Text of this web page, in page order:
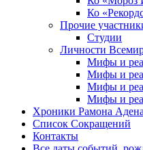
Ко
Прочие
Студии
Личности
Мифы и
Мифы и
Мифы и
Мифы и
Хроники Рамона Адена
Список Сокращений
Контакты